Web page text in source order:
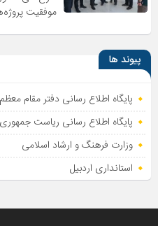
موفقیت
پیوند ها
پایگاه اطلاع رسانی دفتر مقام
پایگاه اطلاع‌ رسانی ریاست‌
وزارت فرهنگ و ارشاد اسلامی
استانداری اردبیل